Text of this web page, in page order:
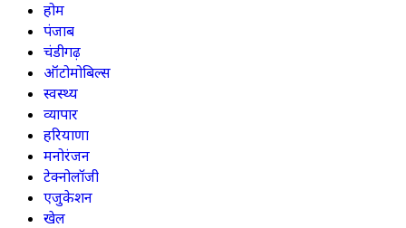
होम
पंजाब
चंडीगढ़
ऑटोमोबिल्स
स्वस्थ्य
व्यापार
हरियाणा
मनोरंजन
टेक्नोलॉजी
एजुकेशन
खेल